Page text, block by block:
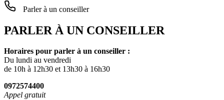
Parler à un conseiller
PARLER À UN CONSEILLER
Horaires pour parler à un conseiller :
Du lundi au vendredi
de 10h à 12h30 et 13h30 à 16h30
0972574400
Appel gratuit